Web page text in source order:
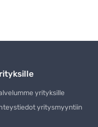
yrityksille
yritysmyyntiin